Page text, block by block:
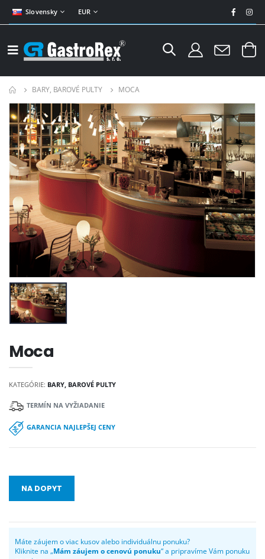
Slovensky EUR
BARY, BAROVÉ PULTY MOCA
Moca
KATEGÓRIE: BARY, BAROVÉ PULTY
TERMÍN NA VYŽIADANIE
GARANCIA NAJLEPŠEJ CENY
NA DOPYT
Máte záujem o viac kusov alebo individuálnu ponuku?
Kliknite na „Mám záujem o cenovú ponuku“ a pripravíme Vám ponuku